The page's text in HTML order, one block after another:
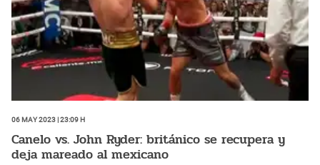
06 May 2023 | 23:09 h
Canelo vs. John Ryder: británico se recupera y
deja mareado al mexicano